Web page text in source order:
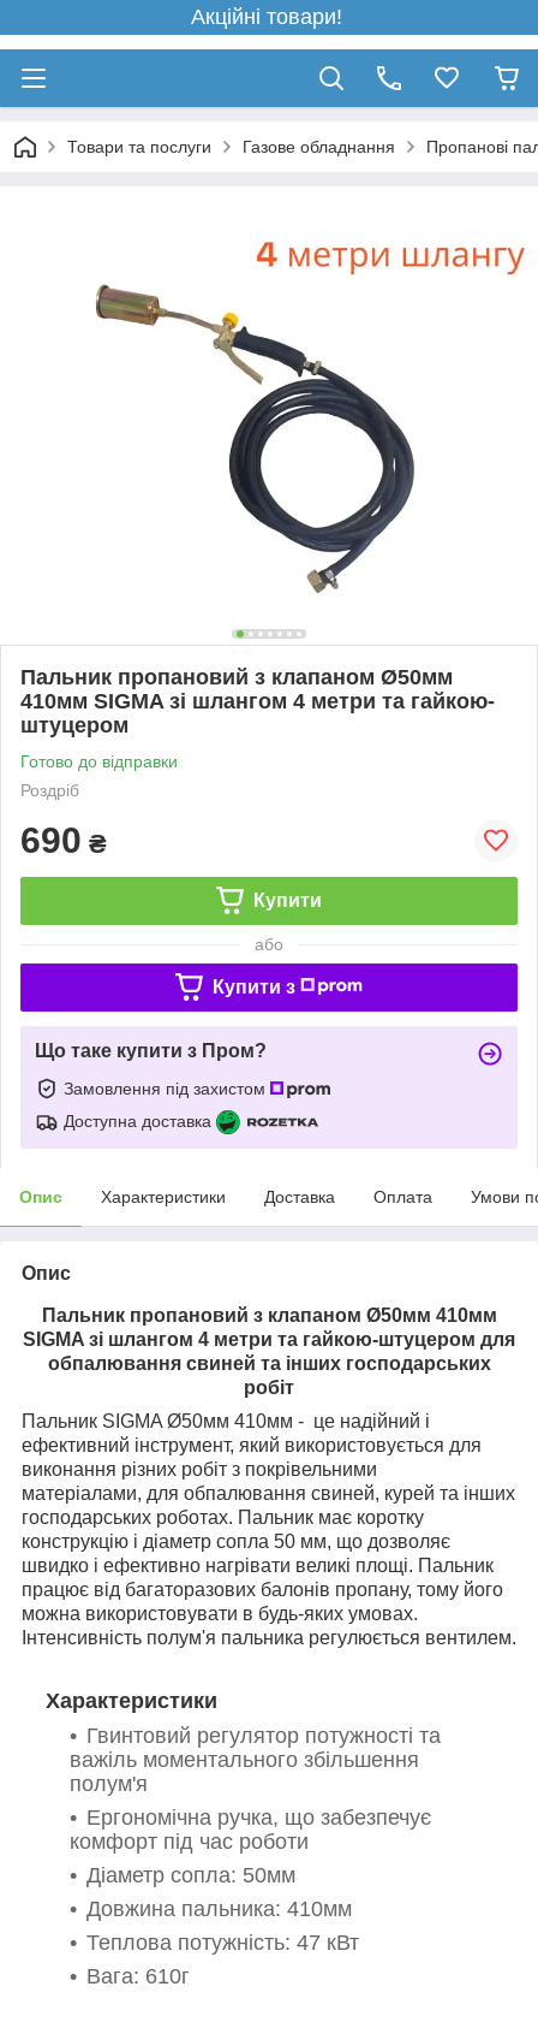
Акційні товари!
Товари та послуги Газове обладнання Пропанові
Пальник пропановий з клапаном Ø50мм
410мм SIGMA зі шлангом 4 метри та гайкою-
штуцером
Готово до відправки
Роздріб
690 ₴
Купити
або
Купити з
Що таке купити з Пром?
Замовлення під захистом
Доступна доставка
Опис Характеристики Доставка Оплата Умови
Опис
Пальник пропановий з клапаном Ø50мм 410мм
SIGMA зі шлангом 4 метри та гайкою-штуцером для
обпалювання свиней та інших господарських
робіт
Пальник SIGMA Ø50мм 410мм - це надійний і
ефективний інструмент, який використовується для
виконання різних робіт з покрівельними
матеріалами, для обпалювання свиней, курей та інших
господарських роботах. Пальник має коротку
конструкцію і діаметр сопла 50 мм, що дозволяє
швидко і ефективно нагрівати великі площі. Пальник
працює від багаторазових балонів пропану, тому його
можна використовувати в будь-яких умовах.
Інтенсивність полум'я пальника регулюється вентилем.
Характеристики
Гвинтовий регулятор потужності та
важіль моментального збільшення
полум'я
Ергономічна ручка, що забезпечує
комфорт під час роботи
Діаметр сопла: 50мм
Довжина пальника: 410мм
Теплова потужність: 47 кВт
Вага: 610г